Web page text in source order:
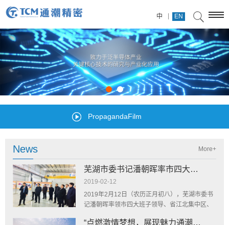
中 EN
PropagandaFilm
More+
News
芜湖市委书记潘朝晖率市四大班子领导一行来我司集体调研
2019-02-12
2019年2月12日（农历正月初八），芜湖市委书
记潘朝晖率领市四大班子领导、省江北集中区、
“点燃激情梦想，展现魅力通潮”通潮精密户外拓展活动